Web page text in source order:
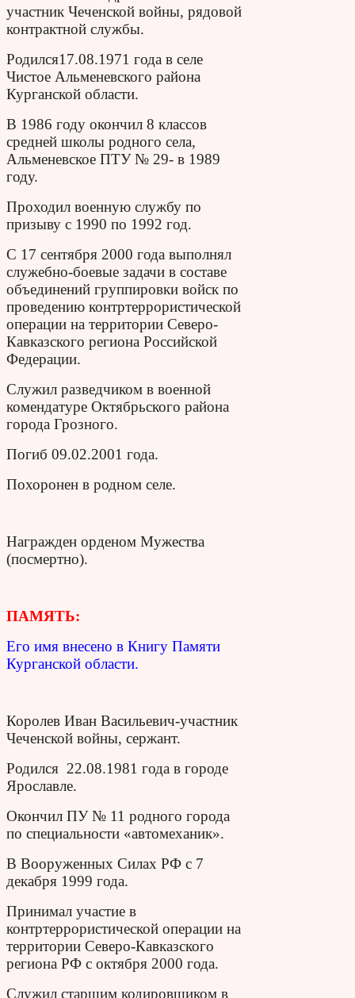
участник Чеченской войны, рядовой
контрактной службы.
Родился17.08.1971 года в селе
Чистое Альменевского района
Курганской области.
В 1986 году окончил 8 классов
средней школы родного села,
Альменевское ПТУ № 29- в 1989
году.
Проходил военную службу по
призыву с 1990 по 1992 год.
С 17 сентября 2000 года выполнял
служебно-боевые задачи в составе
объединений группировки войск по
проведению контртеррористической
операции на территории Северо-
Кавказского региона Российской
Федерации.
Служил разведчиком в военной
комендатуре Октябрьского района
города Грозного.
Погиб 09.02.2001 года.
Похоронен в родном селе.
Награжден орденом Мужества
(посмертно).
ПАМЯТЬ:
Его имя внесено в Книгу Памяти
Курганской области.
Королев Иван Васильевич-участник
Чеченской войны, сержант.
Родился 22.08.1981 года в городе
Ярославле.
Окончил ПУ № 11 родного города
по специальности «автомеханик».
В Вооруженных Силах РФ с 7
декабря 1999 года.
Принимал участие в
контртеррористической операции на
территории Северо-Кавказского
региона РФ с октября 2000 года.
Служил старшим кодировщиком в